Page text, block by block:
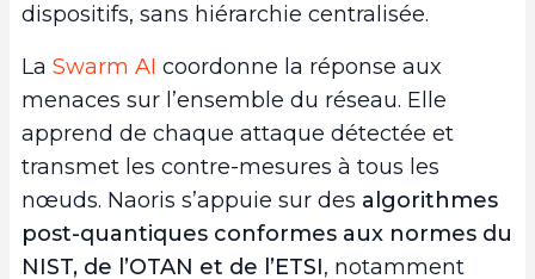
dispositifs, sans hiérarchie centralisée.
La Swarm AI coordonne la réponse aux
menaces sur l’ensemble du réseau. Elle
apprend de chaque attaque détectée et
transmet les contre-mesures à tous les
nœuds. Naoris s’appuie sur des algorithmes
post-quantiques conformes aux normes du
NIST, de l’OTAN et de l’ETSI, notamment